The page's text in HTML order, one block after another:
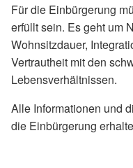
Für die Einbürgerung
erfüllt sein. Es geht um
Wohnsitzdauer,
Vertrautheit mit den
Lebensverhältnissen.
Alle Informationen und
die Einbürgerung